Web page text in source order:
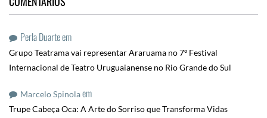
Perla Duarteem
Grupo Teatrama vai representar Araruama no 7º Festival
Internacional de Teatro Uruguaianense no Rio Grande do Sul
Marcelo Spinolaem
Trupe Cabeça Oca: A Arte do Sorriso que Transforma Vidas